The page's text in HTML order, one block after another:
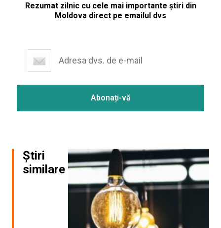
Rezumat zilnic cu cele mai importante știri din
Moldova direct pe emailul dvs
Știri
similare